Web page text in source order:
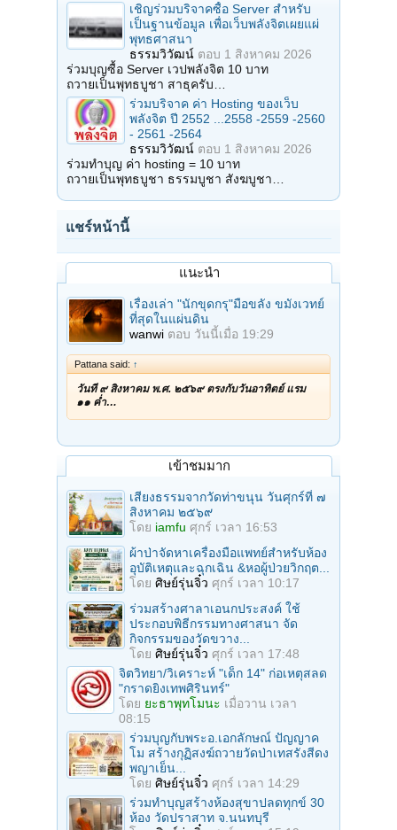
เชิญร่วมบริจาคซื้อ Server สำหรับ
เป็นฐานข้อมูล เพื่อเว็บพลังจิตเผยแผ่
พุทธศาสนา
ธรรมวิวัฒน์ ตอบ 1 สิงหาคม 2026
ร่วมบุญซื้อ Server เวปพลังจิต 10 บาท
ถวายเป็นพุทธบูชา สาธุครับ…
ร่วมบริจาค ค่า Hosting ของเว็บ
พลังจิต ปี 2552 ...2558 -2559 -2560
- 2561 -2564
ธรรมวิวัฒน์ ตอบ 1 สิงหาคม 2026
ร่วมทำบุญ ค่า hosting = 10 บาท
ถวายเป็นพุทธบูชา ธรรมบูชา สังฆบูชา…
แชร์หน้านี้
แนะนำ
เรื่องเล่า "นักขุดกรุ"มือขลัง ขมังเวทย์
ที่สุดในแผ่นดิน
wanwi ตอบ วันนี้เมื่อ 19:29
Pattana said: ↑
วันที่ ๙ สิงหาคม พ.ศ. ๒๕๖๙ ตรงกับวันอาทิตย์ แรม
๑๑ ค่ำ…
เข้าชมมาก
เสียงธรรมจากวัดท่าขนุน วันศุกร์ที่ ๗
สิงหาคม ๒๕๖๙
โดย iamfu ศุกร์ เวลา 16:53
ผ้าป่าจัดหาเครื่องมือแพทย์สำหรับห้อง
อุบัติเหตุและฉุกเฉิน &หอผู้ป่วยวิกฤต...
โดย ศิษย์รุ่นจิ๋ว ศุกร์ เวลา 10:17
ร่วมสร้างศาลาเอนกประสงค์ ใช้
ประกอบพิธีกรรมทางศาสนา จัด
กิจกรรมของวัดขวาง...
โดย ศิษย์รุ่นจิ๋ว ศุกร์ เวลา 17:48
จิตวิทยา/วิเคราะห์ "เด็ก 14" ก่อเหตุสลด
"กราดยิงเทพศิรินทร์"
โดย ยะธาพุทโมนะ เมื่อวาน เวลา
08:15
ร่วมบุญกับพระอ.เอกลักษณ์ ปัญญาค
โม สร้างกุฏิสงฆ์ถวายวัดป่าเทสรังสีดง
พญาเย็น...
โดย ศิษย์รุ่นจิ๋ว ศุกร์ เวลา 14:29
ร่วมทําบุญสร้างห้องสุขาปลดทุกข์ 30
ห้อง วัดปราสาท จ.นนทบุรี